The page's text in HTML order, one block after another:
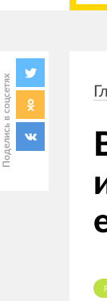
Поделись в соцсетях